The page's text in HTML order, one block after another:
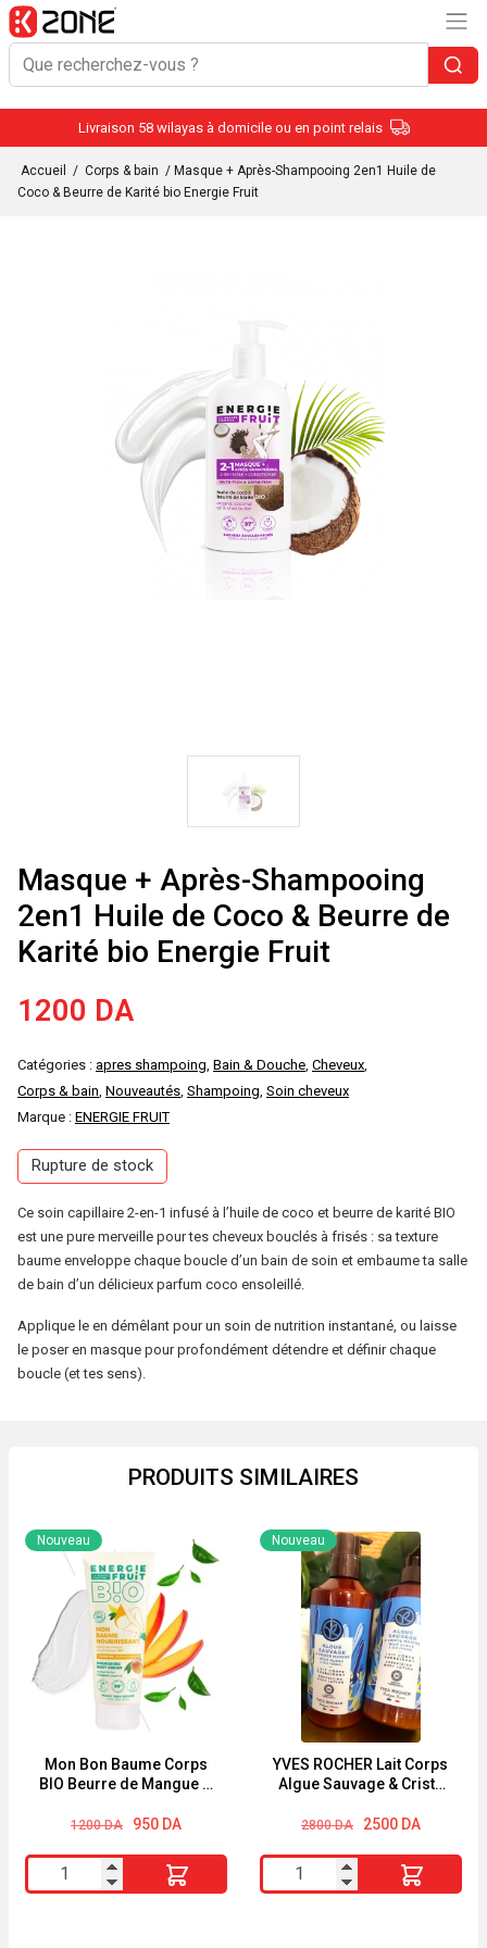
Livraison 58 wilayas à domicile ou en point relais
Accueil / Corps & bain / Masque + Après-Shampooing 2en1 Huile de
Coco & Beurre de Karité bio Energie Fruit
Masque + Après-Shampooing
2en1 Huile de Coco & Beurre de
Karité bio Energie Fruit
1200 DA
Catégories : apres shampoing, Bain & Douche, Cheveux,
Corps & bain, Nouveautés, Shampoing, Soin cheveux
Marque : ENERGIE FRUIT
Rupture de stock
Ce soin capillaire 2-en-1 infusé à l’huile de coco et beurre de karité BIO
est une pure merveille pour tes cheveux bouclés à frisés : sa texture
baume enveloppe chaque boucle d’un bain de soin et embaume ta salle
de bain d’un délicieux parfum coco ensoleillé.
Applique le en démêlant pour un soin de nutrition instantané, ou laisse
le poser en masque pour profondément détendre et définir chaque
boucle (et tes sens).
PRODUITS SIMILAIRES
Mon Bon Baume Corps
BIO Beurre de Mangue &
Fruit 200ml
Nouveau
1200DA
Le
initial
1200 DA.
950 DA
Le
actuel
950 DA.
quantité
de
YVES ROCHER Lait Corps
Algue Sauvage & Criste
Nouveau
2800DA
Le
initial
était :
2800 DA.
2500 DA
Le
actuel
est :
2500 DA.
quantité
de